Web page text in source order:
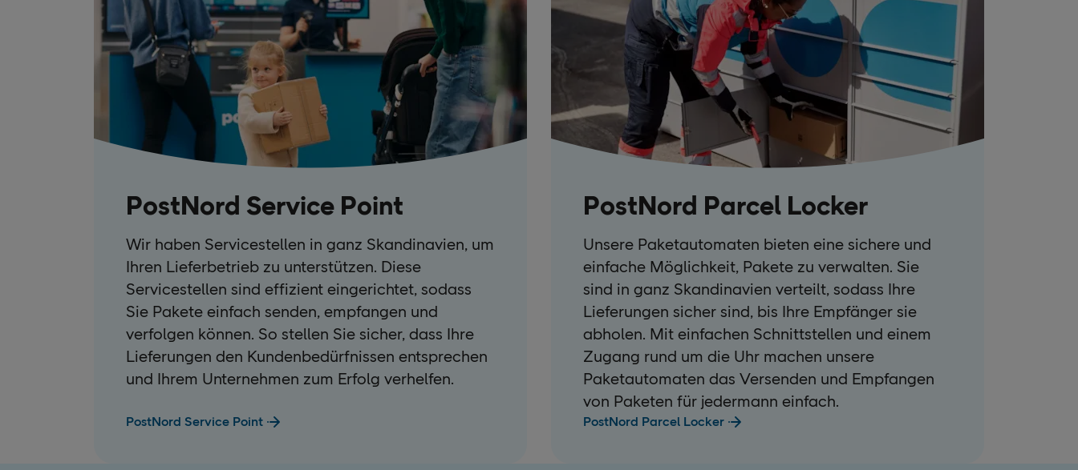
PostNord Service Point
Wir haben Servicestellen in ganz Skandinavien, um
Ihren Lieferbetrieb zu unterstützen. Diese
Servicestellen sind effizient eingerichtet, sodass
Sie Pakete einfach senden, empfangen und
verfolgen können. So stellen Sie sicher, dass Ihre
Lieferungen den Kundenbedürfnissen entsprechen
und Ihrem Unternehmen zum Erfolg verhelfen.
PostNord Service Point
PostNord Parcel Locker
Unsere Paketautomaten bieten eine sichere und
einfache Möglichkeit, Pakete zu verwalten. Sie
sind in ganz Skandinavien verteilt, sodass Ihre
Lieferungen sicher sind, bis Ihre Empfänger sie
abholen. Mit einfachen Schnittstellen und einem
Zugang rund um die Uhr machen unsere
Paketautomaten das Versenden und Empfangen
von Paketen für jedermann einfach.
PostNord Parcel Locker